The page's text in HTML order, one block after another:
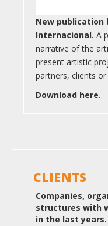
New publication
Internacional. A
narrative of the
present artistic
partners, clients or
Download here.
CLIENTS
Companies,
structures with
in the last years.